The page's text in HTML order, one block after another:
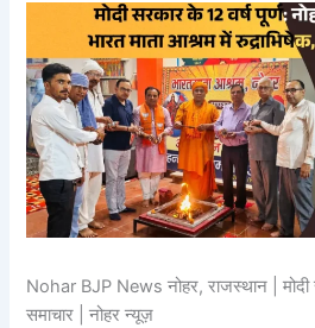
Nohar BJP News नोहर, राजस्थान | मोदी
समाचार | नोहर न्यूज़